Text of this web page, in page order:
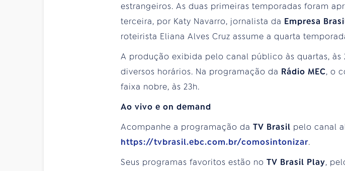
estrangeiros. As duas primeiras temporadas foram
terceira, por Katy Navarro, jornalista da Empresa
roteirista Eliana Alves Cruz assume a quarta
A produção exibida pelo canal público às quartas,
diversos horários. Na programação da Rádio MEC, o
faixa nobre, às 23h.
Ao vivo e on demand
Acompanhe a programação da TV Brasil pelo canal
https://tvbrasil.ebc.com.br/comosintonizar.
Seus programas favoritos estão no TV Brasil Play,